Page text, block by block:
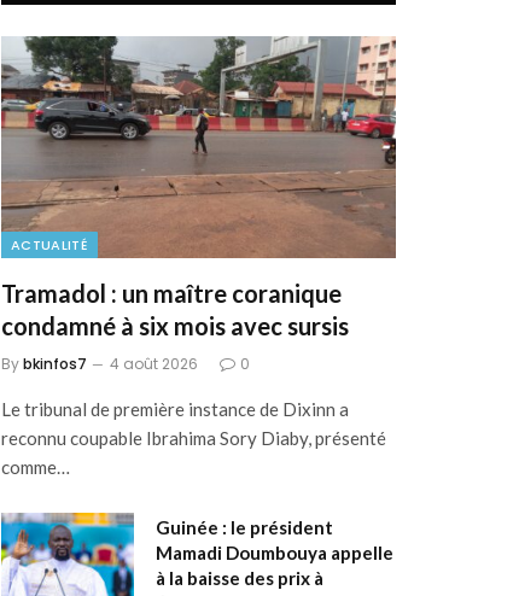
ACTUALITÉ
Tramadol : un maître coranique
condamné à six mois avec sursis
Bybkinfos7 4 août 2026 0
Le tribunal de première instance de Dixinn a
reconnu coupable Ibrahima Sory Diaby, présenté
comme…
Guinée : le président
Mamadi Doumbouya appelle
à la baisse des prix à